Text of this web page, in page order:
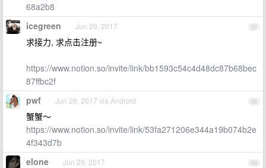
68a2b8
97
icegreen Jun 29, 2017
求接力, 求点击注册~
https://www.notion.so/invite/link/bb1593c54c4d48dc87b68bec
87ffbc2f
98
pwf Jun 29, 2017 via Android
蟹蟹～
https://www.notion.so/invite/link/53fa271206e344a19b074b2e
4f343d7b
99
elone Jun 29, 2017